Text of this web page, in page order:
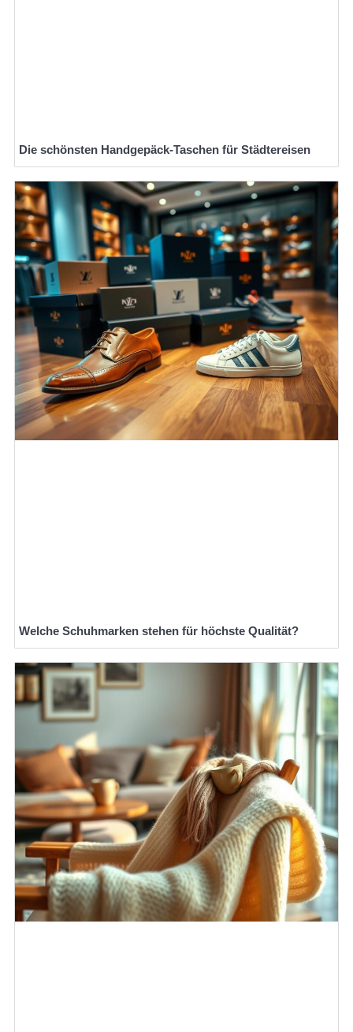
Die schönsten Handgepäck-Taschen für Städtereisen
Welche Schuhmarken stehen für höchste Qualität?